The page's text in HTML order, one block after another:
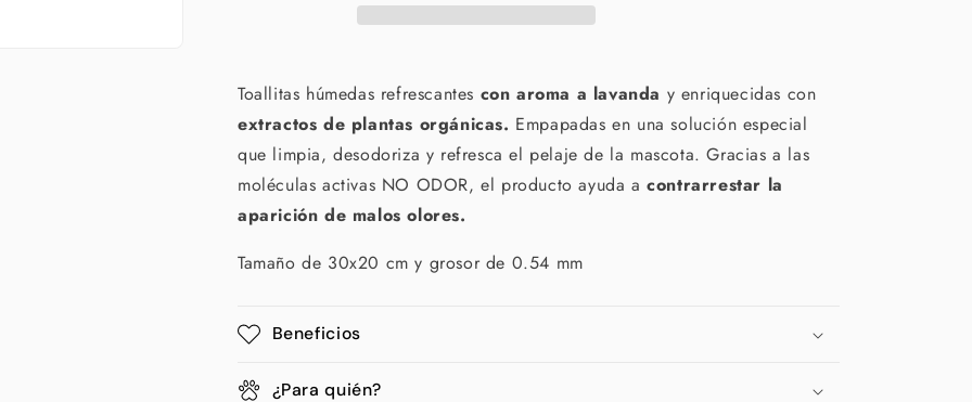
Toallitas húmedas refrescantes con aroma a lavanda y enriquecidas con
extractos de plantas orgánicas. Empapadas en una solución especial
que limpia, desodoriza y refresca el pelaje de la mascota. Gracias a las
moléculas activas NO ODOR, el producto ayuda acontrarrestar la
aparición de malos olores.
Tamaño de 30x20 cm y grosor de 0.54 mm
Beneficios
¿Para quién?